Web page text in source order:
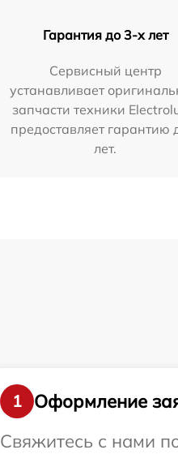
Гарантия до 3-х лет
Сервисный центр
устанавливает
запчасти техники
предоставляет гарантию
лет.
1
Оформление
Свяжитесь с нами